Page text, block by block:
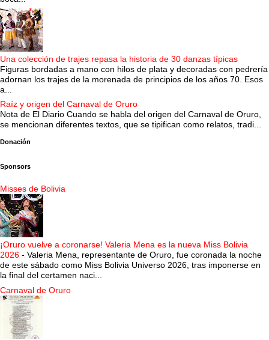
Una colección de trajes repasa la historia de 30 danzas típicas
Figuras bordadas a mano con hilos de plata y decoradas con pedrería
adornan los trajes de la morenada de principios de los años 70. Esos
a...
Raíz y origen del Carnaval de Oruro
Nota de El Diario Cuando se habla del origen del Carnaval de Oruro,
se mencionan diferentes textos, que se tipifican como relatos, tradi...
Donación
Sponsors
Misses de Bolivia
¡Oruro vuelve a coronarse! Valeria Mena es la nueva Miss Bolivia
2026 - Valeria Mena, representante de Oruro, fue coronada la noche
de este sábado como Miss Bolivia Universo 2026, tras imponerse en
la final del certamen naci...
Carnaval de Oruro